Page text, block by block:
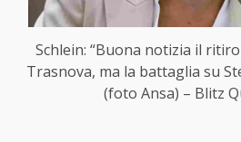
Schlein: “Buona notizia il
Trasnova, ma la battaglia su
(foto Ansa) – Blitz